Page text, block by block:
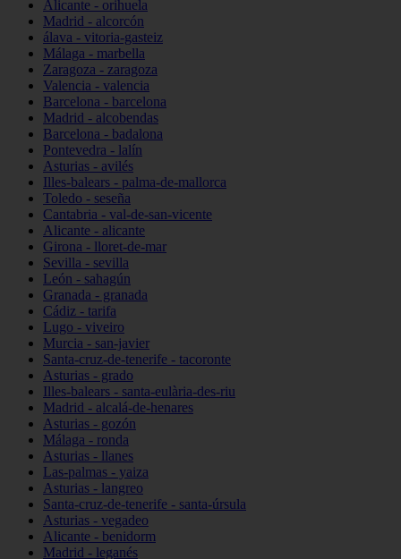
Alicante - orihuela
Madrid - alcorcón
álava - vitoria-gasteiz
Málaga - marbella
Zaragoza - zaragoza
Valencia - valencia
Barcelona - barcelona
Madrid - alcobendas
Barcelona - badalona
Pontevedra - lalín
Asturias - avilés
Illes-balears - palma-de-mallorca
Toledo - seseña
Cantabria - val-de-san-vicente
Alicante - alicante
Girona - lloret-de-mar
Sevilla - sevilla
León - sahagún
Granada - granada
Cádiz - tarifa
Lugo - viveiro
Murcia - san-javier
Santa-cruz-de-tenerife - tacoronte
Asturias - grado
Illes-balears - santa-eulària-des-riu
Madrid - alcalá-de-henares
Asturias - gozón
Málaga - ronda
Asturias - llanes
Las-palmas - yaiza
Asturias - langreo
Santa-cruz-de-tenerife - santa-úrsula
Asturias - vegadeo
Alicante - benidorm
Madrid - leganés